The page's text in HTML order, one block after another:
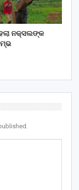
ନକ୍ସଲଙ୍କ